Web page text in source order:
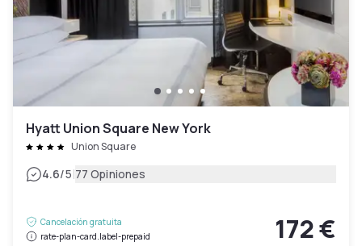
Hyatt Union Square New York
Union Square
4.6/5|77 Opiniones
Cancelación gratuita
rate-plan-card.label-prepaid
172 €